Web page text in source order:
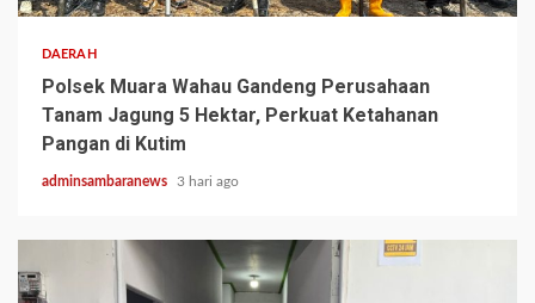
DAERAH
Polsek Muara Wahau Gandeng Perusahaan
Tanam Jagung 5 Hektar, Perkuat Ketahanan
Pangan di Kutim
adminsambaranews 3 hari ago